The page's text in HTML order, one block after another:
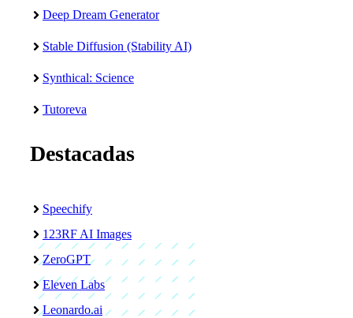
Deep Dream Generator
Stable Diffusion (Stability AI)
Synthical: Science
Tutoreva
Destacadas
Speechify
123RF AI Images
ZeroGPT
Eleven Labs
Leonardo.ai